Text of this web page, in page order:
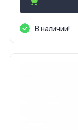
В наличии!